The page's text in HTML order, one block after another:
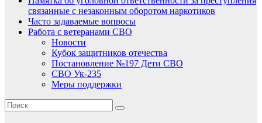
связанные с незаконным оборотом наркотиков
Часто задаваемые вопросы
Работа с ветеранами СВО
Новости
Кубок защитников отечества
Постановление №197 Дети СВО
СВО Ук-235
Меры поддержки